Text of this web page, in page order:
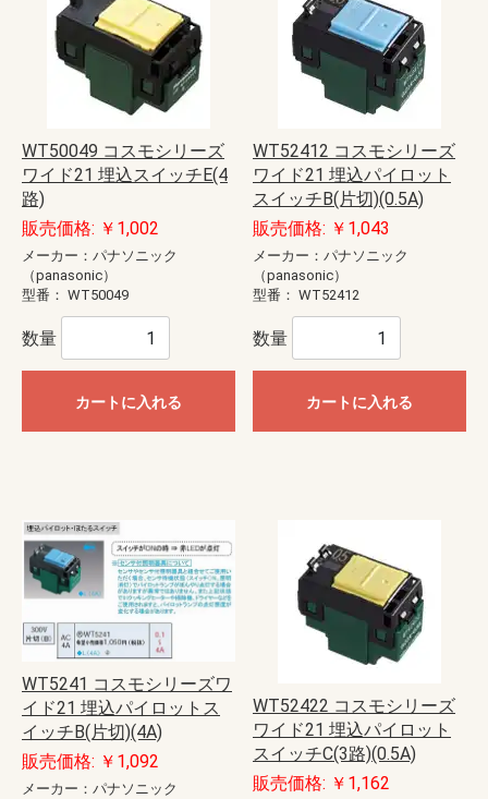
WT50049 コスモシリーズ
ワイド21 埋込スイッチE(4
路)
販売価格: ￥1,002
メーカー：パナソニック
（panasonic）
型番： WT50049
数量
カートに入れる
WT52412 コスモシリーズ
ワイド21 埋込パイロット
スイッチB(片切)(0.5A)
販売価格: ￥1,043
メーカー：パナソニック
（panasonic）
型番： WT52412
数量
カートに入れる
WT5241 コスモシリーズワ
イド21 埋込パイロットス
イッチB(片切)(4A)
販売価格: ￥1,092
メーカー：パナソニック
WT52422 コスモシリーズ
ワイド21 埋込パイロット
スイッチC(3路)(0.5A)
販売価格: ￥1,162